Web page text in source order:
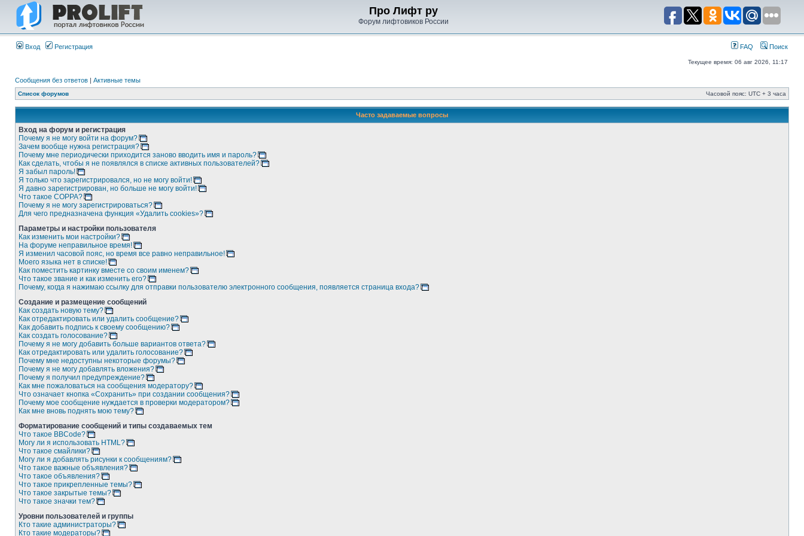
Про Лифт ру
Форум лифтовиков России
Вход Регистрация FAQ Поиск
Текущее время: 06 авг 2026, 11:17
Сообщения без ответов | Активные темы
Список форумов Часовой пояс: UTC + 3 часа
Часто задаваемые вопросы
Вход на форум и регистрация
Почему я не могу войти на форум?
Зачем вообще нужна регистрация?
Почему мне периодически приходится заново вводить имя и пароль?
Как сделать, чтобы я не появлялся в списке активных пользователей?
Я забыл пароль!
Я только что зарегистрировался, но не могу войти!
Я давно зарегистрирован, но больше не могу войти!
Что такое COPPA?
Почему я не могу зарегистрироваться?
Для чего предназначена функция «Удалить cookies»?
Параметры и настройки пользователя
Как изменить мои настройки?
На форуме неправильное время!
Я изменил часовой пояс, но время все равно неправильное!
Моего языка нет в списке!
Как поместить картинку вместе со своим именем?
Что такое звание и как изменить его?
Почему, когда я нажимаю ссылку для отправки пользователю электронного сообщения, появляется страница входа?
Создание и размещение сообщений
Как создать новую тему?
Как отредактировать или удалить сообщение?
Как добавить подпись к своему сообщению?
Как создать голосование?
Почему я не могу добавить больше вариантов ответа?
Как отредактировать или удалить голосование?
Почему мне недоступны некоторые форумы?
Почему я не могу добавлять вложения?
Почему я получил предупреждение?
Как мне пожаловаться на сообщения модератору?
Что означает кнопка «Сохранить» при создании сообщения?
Почему мое сообщение нуждается в проверки модератором?
Как мне вновь поднять мою тему?
Форматирование сообщений и типы создаваемых тем
Что такое BBCode?
Могу ли я использовать HTML?
Что такое смайлики?
Могу ли я добавлять рисунки к сообщениям?
Что такое важные объявления?
Что такое объявления?
Что такое прикрепленные темы?
Что такое закрытые темы?
Что такое значки тем?
Уровни пользователей и группы
Кто такие администраторы?
Кто такие модераторы?